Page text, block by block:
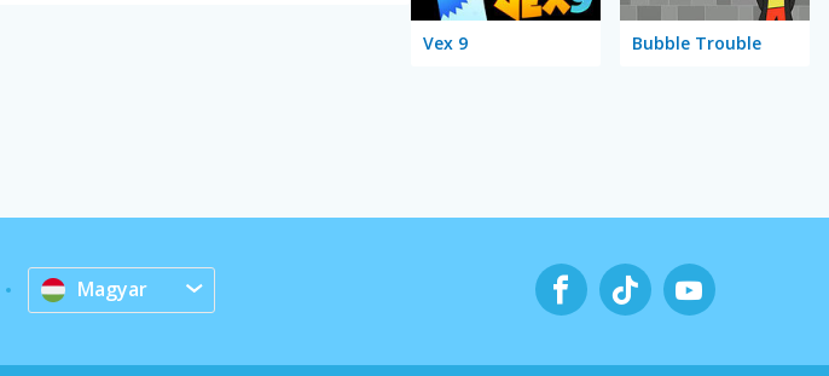
Vex 9 Bubble Trouble
Magyar